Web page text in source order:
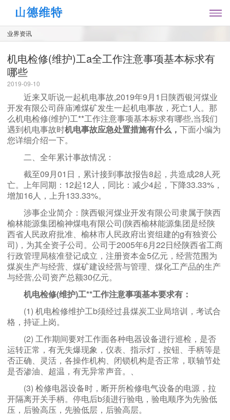
业界资讯
机电检修(维护)工a全工作注意事项基本标求有
哪些
2019-09-10
近来又听说一起机电事故,2019年9月1日陕西银河煤业
开发有限公司薛庙滩煤矿发生一起机电事故，死亡1人。那
么机电检修(维护)工**工作注意事项基本标求有哪些,当我们
遇到机电事故时机电事故应急处置措施有什么， 下面小编为
您详细介绍一下。
二、全年累计事故情况：
截至09月01日，累计接到事故报告8起，共造成28人死
亡。上年同期：12起12人，同比：减少4起，下降33.33%，
增加16人，上升133.33%。
涉事企业简介：陕西银河煤业开发有限公司隶属于陕西
榆林能源集团榆神煤电有限公司(陕西榆林能源集团是经陕
西省人民政府批准、榆林市人民政府出资组建的g有独资公
司)，为其全资子公司。公司于2005年6月22日经陕西省工商
行政管理局核准登记成立，注册资本金5亿元，经营范围为
煤炭生产与经营、煤矿建设经营与管理、煤化工产品的生产
与经营,公司资产总额30亿元。
机电检修(维护)工**工作注意事项基本要求有：
(1) 机电检修维护工b须经过县煤炭工业局培训，考试合
格，持证上岗。
(2) 工作期间要对工作面各种电器设备进行巡检，是否
运转正常，有无失爆现象，仪表、指示灯，按钮、手柄等是
否正确、灵活，各操作机构、闭锁机构是否正常，联轴节处
是否渗油、超温，有无异常声音。、
(3) 检修电器设备时，断开所检修电气设备的电源，拉
开隔离开关手柄。停电后b须进行验电，验电顺序为先验低
压，后验高压，先验低层，后验高层。